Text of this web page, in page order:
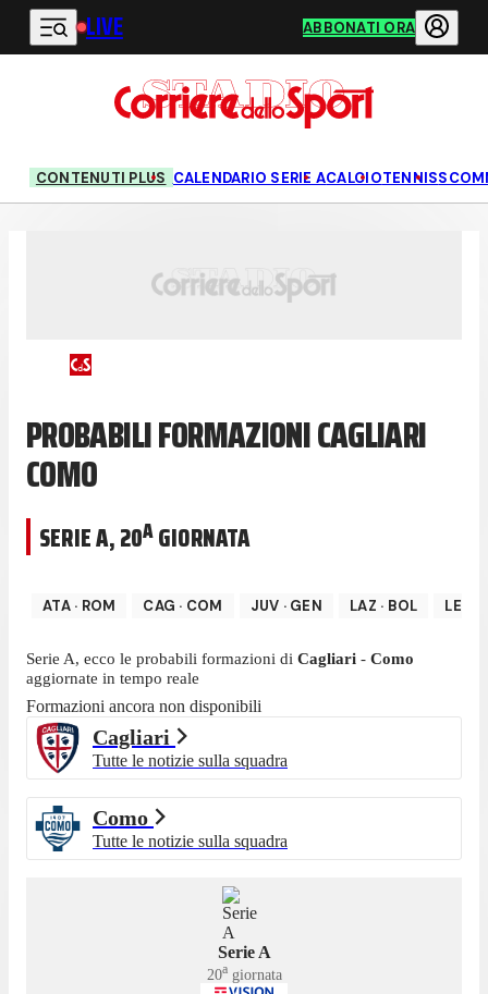
Vai al contenuto principale
LIVE ABBONATI ORA
CONTENUTI PLUS CALENDARIO SERIE ACALCIOTENNIS
PROBABILI FORMAZIONI CAGLIARI
COMO
SERIE A,20AGIORNATA
ATA· ROM CAG · COM JUV · GEN LAZ · BOL LEC
Serie A, ecco le probabili formazioni di Cagliari - Como
aggiornate in tempo reale
Formazioni ancora non disponibili
Cagliari
Tutte le notizie sulla squadra
Como
Tutte le notizie sulla squadra
Serie A
20agiornata